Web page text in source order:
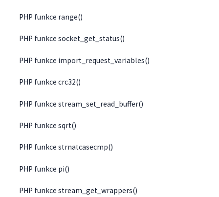
PHP funkce range()
PHP funkce socket_get_status()
PHP funkce import_request_variables()
PHP funkce crc32()
PHP funkce stream_set_read_buffer()
PHP funkce sqrt()
PHP funkce strnatcasecmp()
PHP funkce pi()
PHP funkce stream_get_wrappers()